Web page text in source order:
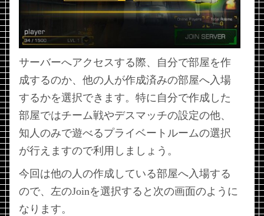
サーバーへアクセスする際、自分で部屋を作
成するのか、他の人が作成済みの部屋へ入場
するかを選択できます。特に自分で作成した
部屋ではチーム戦やデスマッチの設定の他、
知人のみで遊べるプライベートルームの選択
が行えますので利用しましょう。
今回は他の人の作成している部屋へ入場する
ので、左のJoinを選択すると次の画面のように
なります。